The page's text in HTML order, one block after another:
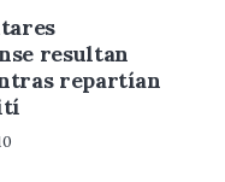
resultan
repartían